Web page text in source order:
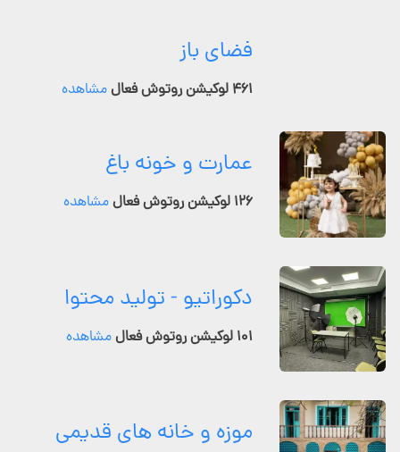
فضای باز
۴۶۱ لوکیشن روتوش فعال مشاهده
عمارت و خونه باغ
۱۲۶ لوکیشن روتوش فعال مشاهده
دکوراتیو - تولید محتوا
۱۰۱ لوکیشن روتوش فعال مشاهده
موزه و خانه های قدیمی